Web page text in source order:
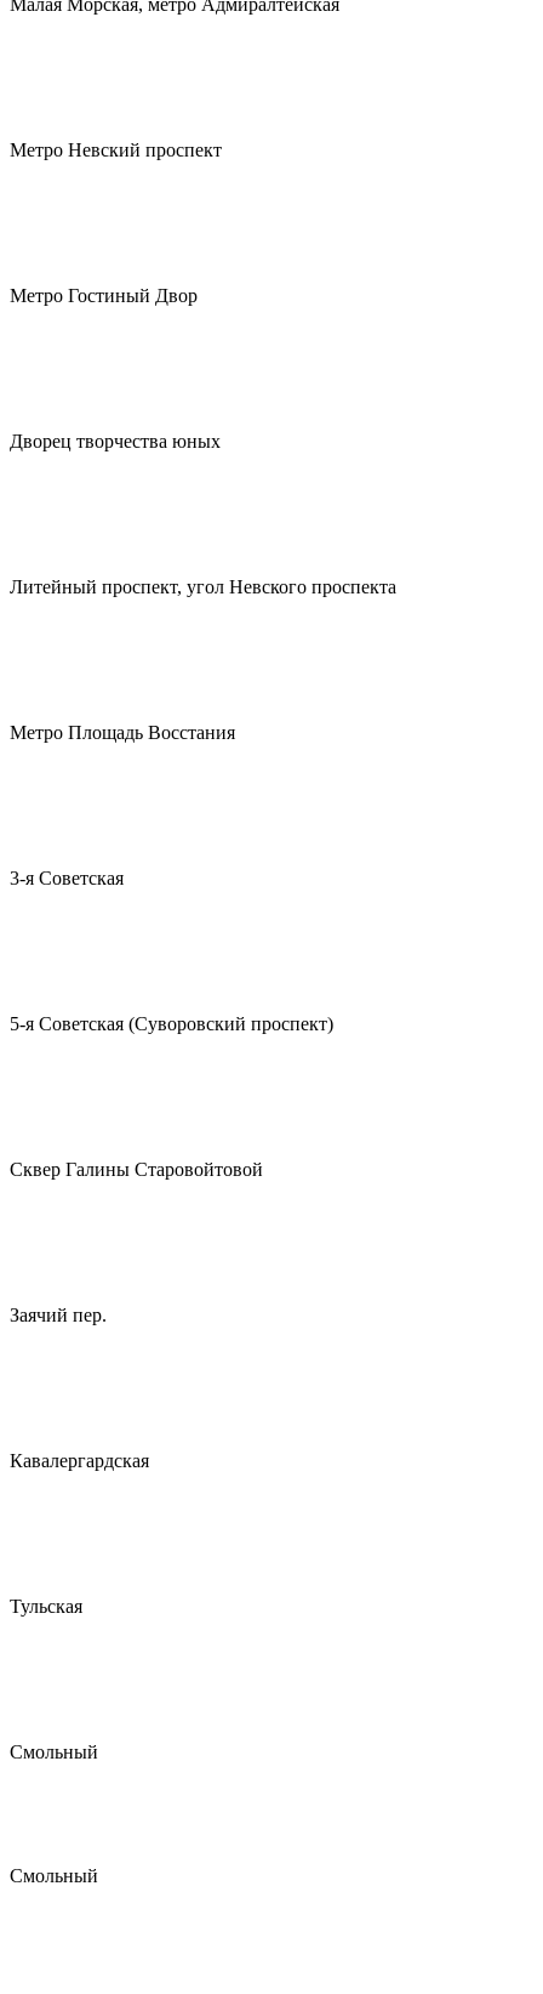
Малая Морская, метро Адмиралтейская
Метро Невский проспект
Метро Гостиный Двор
Дворец творчества юных
Литейный проспект, угол Невского проспекта
Метро Площадь Восстания
3-я Советская
5-я Советская (Суворовский проспект)
Сквер Галины Старовойтовой
Заячий пер.
Кавалергардская
Тульская
Смольный
Смольный